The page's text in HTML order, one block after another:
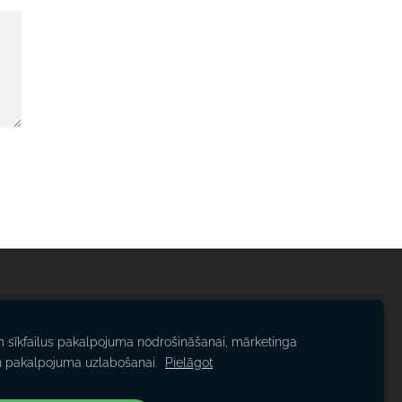
sīkfailus pakalpojuma nodrošināšanai, mārketinga
pakalpojuma uzlabošanai.
Pielāgot